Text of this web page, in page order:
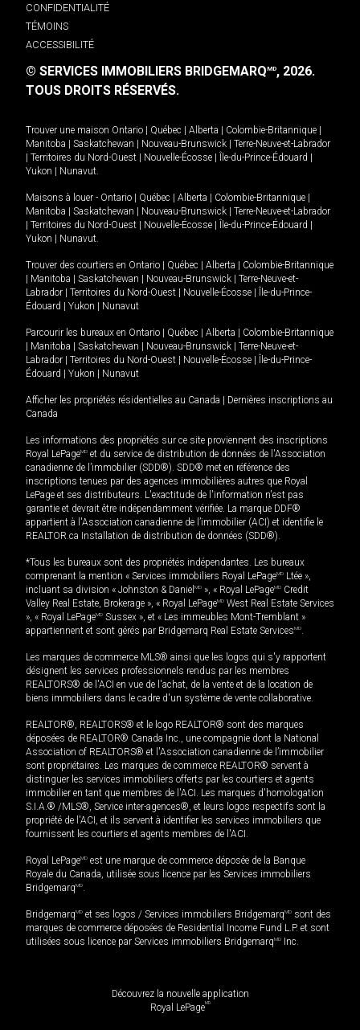
CONFIDENTIALITÉ
TÉMOINS
ACCESSIBILITÉ
© SERVICES IMMOBILIERS BRIDGEMARQMD, 2026.
TOUS DROITS RÉSERVÉS.
Trouver une maison Ontario | Québec | Alberta | Colombie-Britannique |
Manitoba | Saskatchewan | Nouveau-Brunswick | Terre-Neuve-et-Labrador
| Territoires du Nord-Ouest | Nouvelle-Écosse | Île-du-Prince-Édouard |
Yukon | Nunavut
Maisons à louer - Ontario | Québec | Alberta | Colombie-Britannique |
Manitoba | Saskatchewan | Nouveau-Brunswick | Terre-Neuve-et-Labrador
| Territoires du Nord-Ouest | Nouvelle-Écosse | Île-du-Prince-Édouard |
Yukon | Nunavut
Trouver des courtiers en Ontario | Québec | Alberta | Colombie-Britannique
| Manitoba | Saskatchewan | Nouveau-Brunswick | Terre-Neuve-et-
Labrador | Territoires du Nord-Ouest | Nouvelle-Écosse | Île-du-Prince-
Édouard | Yukon | Nunavut
Parcourir les bureaux en Ontario | Québec | Alberta | Colombie-Britannique
| Manitoba | Saskatchewan | Nouveau-Brunswick | Terre-Neuve-et-
Labrador | Territoires du Nord-Ouest | Nouvelle-Écosse | Île-du-Prince-
Édouard | Yukon | Nunavut
Afficher les propriétés résidentielles au Canada | Dernières inscriptions au
Canada
Les informations des propriétés sur ce site proviennent des inscriptions
Royal LePageMD et du service de distribution de données de l'Association
canadienne de l’immobilier (SDD®). SDD® met en référence des
inscriptions tenues par des agences immobilières autres que Royal
LePage et ses distributeurs. L'exactitude de l'information n'est pas
garantie et devrait être indépendamment vérifiée. La marque DDF®
appartient à l'Association canadienne de l’immobilier (ACI) et identifie le
REALTOR.ca Installation de distribution de données (SDD®).
*Tous les bureaux sont des propriétés indépendantes. Les bureaux
comprenant la mention « Services immobiliers Royal LePageMD Ltée »,
incluant sa division « Johnston & Daniel MD », « Royal LePageMD Credit
Valley Real Estate, Brokerage », « Royal LePageMD West Real Estate Services
», « Royal LePageMD Sussex », et « Les immeubles Mont-Tremblant »
appartiennent et sont gérés par Bridgemarq Real Estate ServicesMD
Les marques de commerce MLS® ainsi que les logos qui s'y rapportent
désignent les services professionnels rendus par les membres
REALTORS® de l'ACI en vue de l'achat, de la vente et de la location de
biens immobiliers dans le cadre d'un système de vente collaborative.
REALTOR®, REALTORS® et le logo REALTOR® sont des marques
déposées de REALTOR® Canada Inc., une compagnie dont la National
Association of REALTORS® et l'Association canadienne de l’immobilier
sont propriétaires. Les marques de commerce REALTOR® servent à
distinguer les services immobiliers offerts par les courtiers et agents
immobilier en tant que membres de l'ACI. Les marques d'homologation
S.I.A.® /MLS®, Service inter-agences®, et leurs logos respectifs sont la
propriété de l'ACI, et ils servent à identifier les services immobiliers que
fournissent les courtiers et agents membres de l'ACI.
Royal LePageMD est une marque de commerce déposée de la Banque
Royale du Canada, utilisée sous licence par les Services immobiliers
BridgemarqMD
BridgemarqMD et ses logos / Services immobiliers BridgemarqMD sont des
marques de commerce déposées de Residential Income Fund L.P. et sont
utilisées sous licence par Services immobiliers BridgemarqMD Inc.
Découvrez la nouvelle application
Royal LePageMD